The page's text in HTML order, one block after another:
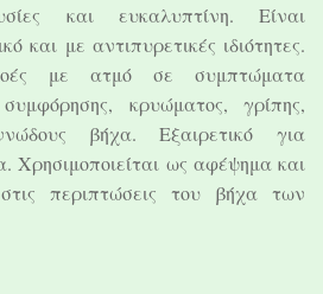
και ευκαλυπτίνη. Είναι
και με αντιπυρετικές ιδιότητες.
με ατμό σε συμπτώματα
συμφόρησης, κρυώματος, γρίπης,
βήχα. Εξαιρετικό για
Χρησιμοποιείται ως αφέψημα και
περιπτώσεις του βήχα των